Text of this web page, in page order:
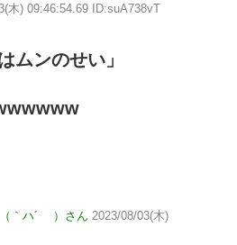
木) 09:46:54.69 ID:suA738vT
ムンのせい」
（｀ハ´ ）さん 2023/08/03(木)